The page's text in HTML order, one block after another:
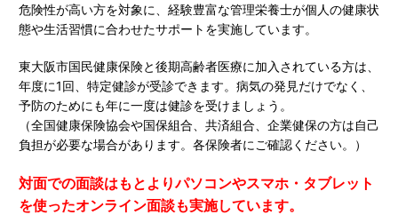
危険性が高い方を対象に、経験豊富な管理栄養士が個人の健康状
態や生活習慣に合わせたサポートを実施しています。
東大阪市国民健康保険と後期高齢者医療に加入されている方は、
年度に1回、特定健診が受診できます。病気の発見だけでなく、
予防のためにも年に一度は健診を受けましょう。
（全国健康保険協会や国保組合、共済組合、企業健保の方は自己
負担が必要な場合があります。各保険者にご確認ください。）
対面での面談はもとよりパソコンやスマホ・タブレット
を使ったオンライン面談も実施しています。